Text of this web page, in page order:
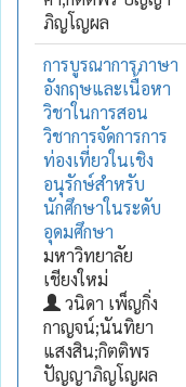
ภิญโญผล
การบูรณาการภาษา
อังกฤษและเนื้อหา
วิชาในการสอน
วิชาการจัดการการ
ท่องเที่ยวในเชิง
อนุรักษ์สำหรับ
นักศึกษาในระดับ
อุดมศึกษา
มหาวิทยาลัย
เชียงใหม่
วนิดา เพ็ญกิ่ง
กาญจน์;นันทิยา
แสงสิน;กิตติพร
ปัญญาภิญโญผล